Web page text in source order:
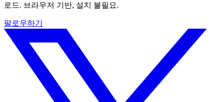
로드. 브라우저 기반, 설치 불필요.
팔로우하기